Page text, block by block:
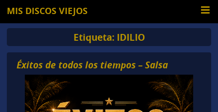
MIS DISCOS VIEJOS
Etiqueta: IDILIO
Éxitos de todos los tiempos – Salsa